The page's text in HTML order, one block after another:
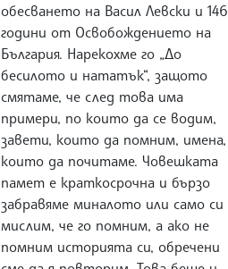
обесването на Васил Левски и 146
години от Освобождението на
България. Нарекохме го „До
бесилото и нататък“, защото
смятаме, че след това има
примери, по които да се водим,
завети, които да помним, имена,
които да почитаме. Човешката
памет е краткосрочна и бързо
забравяме миналото или само си
мислим, че го помним, а ако не
помним историята си, обречени